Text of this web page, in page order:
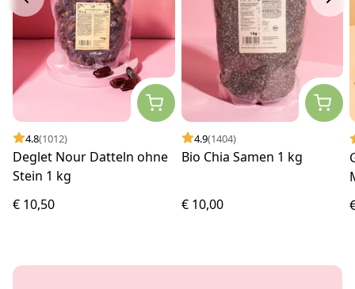
4.8(1012)
Deglet Nour Datteln ohne
Stein 1 kg
€ 10,50
4.9(1404)
Bio Chia Samen 1 kg
€ 10,00